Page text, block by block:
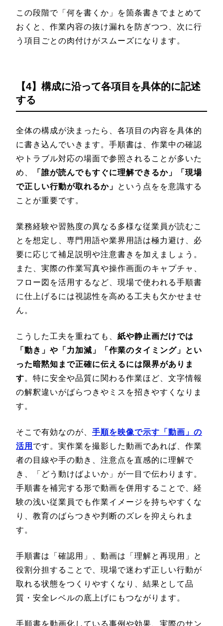
この段階で「何を書くか」を箇条書きでまとめて
おくと、作業内容の抜け漏れを防ぎつつ、次に行
う項目ごとの肉付けがスムーズになります。
【4】構成に沿って各項目を具体的に記述
する
全体の構成が決まったら、各項目の内容を具体的
に書き込んでいきます。手順書は、作業中の確認
やトラブル対応の場面で参照されることが多いた
め、
「誰が読んでもすぐに理解できるか」「現場
で正しい行動が取れるか」
という点をを意識する
ことが重要です。
業務経験や習熟度の異なる多様な従業員が読むこ
とを想定し、専門用語や業界用語は極力避け、必
要に応じて補足説明や注意書きを加えましょう。
また、実際の作業写真や操作画面のキャプチャ、
フロー図を活用するなど、現場で使われる手順書
に仕上げるには視認性を高める工夫も欠かせませ
ん。
こうした工夫を重ねても、 紙や静止画だけでは
「動き」や「力加減」「作業のタイミング」とい
った暗黙知まで正確に伝えるには限界がありま
す。特に安全や品質に関わる作業ほど、文字情報
の解釈違いがばらつきやミスを招きやすくなりま
す。
そこで有効なのが、 手順を映像で示す「動画」の
活用 です。実作業を撮影した動画であれば、作業
者の目線や手の動き、注意点を直感的に理解で
き、「どう動けばよいか」が一目で伝わります。
手順書を補完する形で動画を併用することで、経
験の浅い従業員でも作業イメージを持ちやすくな
り、教育のばらつきや判断のズレを抑えられま
す。
手順書は「確認用」、動画は「理解と再現用」と
役割分担することで、現場で迷わず正しい行動が
取れる状態をつくりやすくなり、結果として品
質・安全レベルの底上げにもつながります。
手順書を動画化している事例や効果、実際のサン